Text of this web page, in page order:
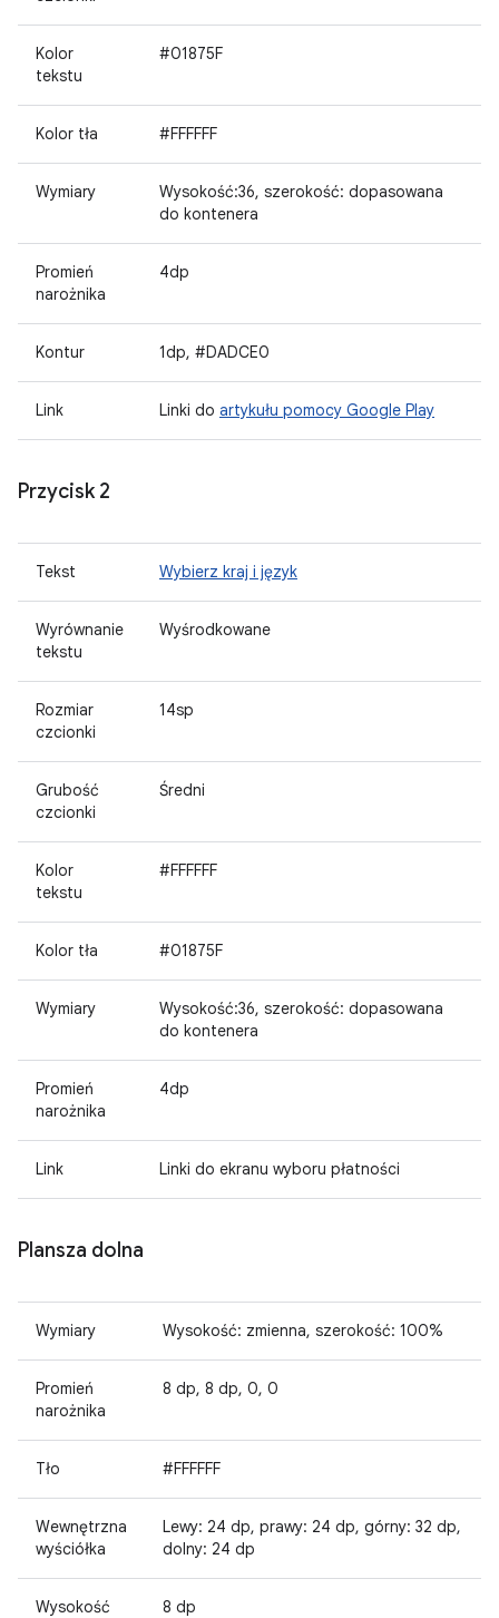
Kolor
tekstu
#01875F
Kolor tła #FFFFFF
Wymiary
Wysokość:36, szerokość: dopasowana
do kontenera
Promień
narożnika
4dp
Kontur 1dp, #DADCE0
Link Linki do artykułu pomocy Google Play
Przycisk 2
Tekst Wybierz kraj i język
Wyrównanie
tekstu
Wyśrodkowane
Rozmiar
czcionki
14sp
Grubość
czcionki
Średni
Kolor
tekstu
#FFFFFF
Kolor tła #01875F
Wymiary
Wysokość:36, szerokość: dopasowana
do kontenera
Promień
narożnika
4dp
Link Linki do ekranu wyboru płatności
Plansza dolna
Wymiary Wysokość: zmienna, szerokość: 100%
Promień
narożnika
8 dp, 8 dp, 0, 0
Tło #FFFFFF
Wewnętrzna
wyściółka
Lewy: 24 dp, prawy: 24 dp, górny: 32 dp,
dolny: 24 dp
Wysokość 8 dp